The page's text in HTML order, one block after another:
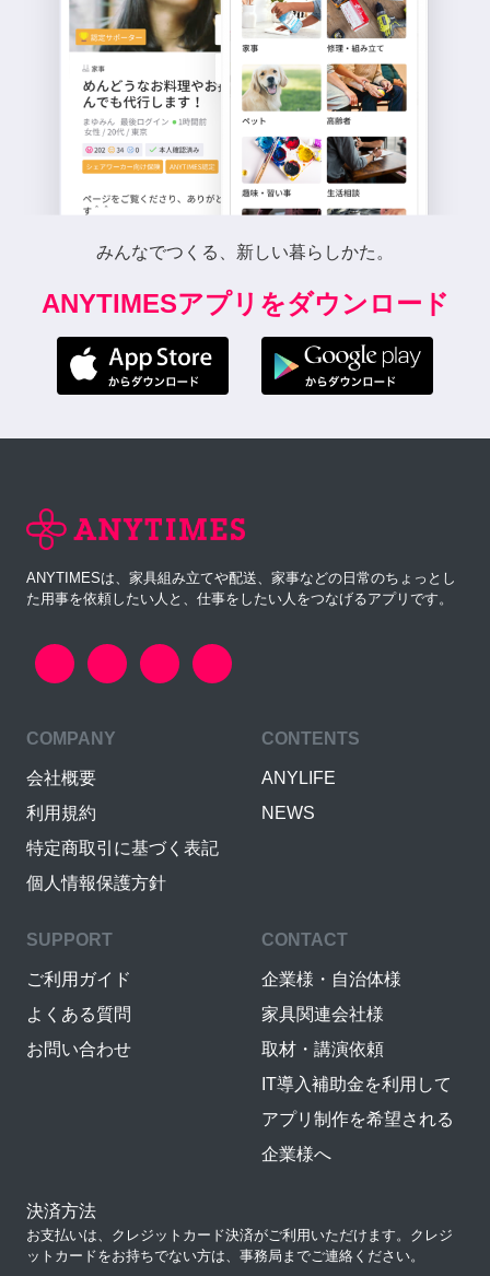
みんなでつくる、新しい暮らしかた。
ANYTIMESアプリをダウンロード
ANYTIMESは、家具組み立てや配送、家事などの日常のちょっとし
た用事を依頼したい人と、仕事をしたい人をつなげるアプリです。
COMPANY
会社概要
利用規約
特定商取引に基づく表記
個人情報保護方針
CONTENTS
ANYLIFE
NEWS
SUPPORT
ご利用ガイド
よくある質問
お問い合わせ
CONTACT
企業様・自治体様
家具関連会社様
取材・講演依頼
IT導入補助金を利用して
アプリ制作を希望される
企業様へ
決済方法
お支払いは、クレジットカード決済がご利用いただけます。クレジ
ットカードをお持ちでない方は、事務局までご連絡ください。